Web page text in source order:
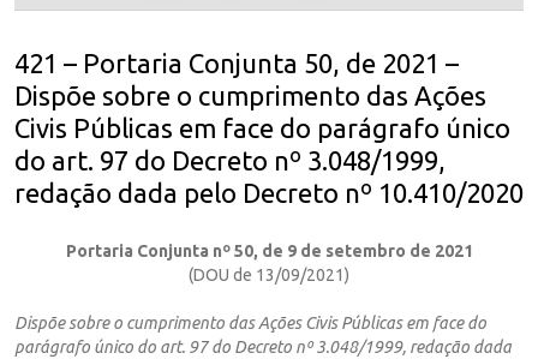
421 – Portaria Conjunta 50, de 2021 –
Dispõe sobre o cumprimento das Ações
Civis Públicas em face do parágrafo único
do art. 97 do Decreto nº 3.048/1999,
redação dada pelo Decreto nº 10.410/2020
Portaria Conjunta nº 50, de 9 de setembro de 2021
(DOU de 13/09/2021)
Dispõe sobre o cumprimento das Ações Civis Públicas em face do
parágrafo único do art. 97 do Decreto nº 3.048/1999, redação dada